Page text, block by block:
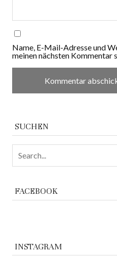
Name, E-Mail-Adresse und
meinen nächsten Kommentar
SUCHEN
FACEBOOK
INSTAGRAM